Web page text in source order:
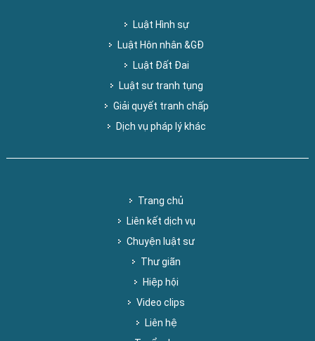
Luật Hình sự
Luật Hôn nhân &GĐ
Luật Đất Đai
Luật sư tranh tụng
Giải quyết tranh chấp
Dịch vụ pháp lý khác
Trang chủ
Liên kết dịch vụ
Chuyện luật sư
Thư giãn
Hiệp hội
Video clips
Liên hệ